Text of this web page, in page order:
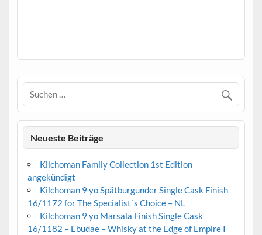
Neueste Beiträge
Kilchoman Family Collection 1st Edition
angekündigt
Kilchoman 9 yo Spätburgunder Single Cask Finish
16/1172 for The Specialist´s Choice – NL
Kilchoman 9 yo Marsala Finish Single Cask
16/1182 – Ebudae – Whisky at the Edge of Empire I